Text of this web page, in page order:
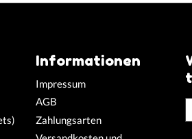
Informationen
Impressum
AGB
Zahlungsarten